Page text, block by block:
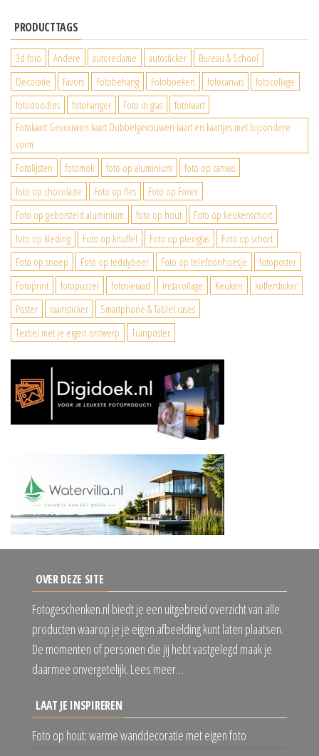
PRODUCTTAGS
3d foto Andere autoreclame autosticker
Bureau & School
Decoratie
Favors Fotobehang Fotoboeken fotocanvas
fotocollage
fotodoodles
fotohanger Foto in glas
fotokaart
Fotokaart Gevouwen kaart Dubbelgevouwen kaart en kaartjes met bijzondere
vorm
Fotolijsten
fotomok foto op aluminium
foto op canvas
foto op chocolade
Foto op fles
Foto op Forex
Foto op geborsteld aluminium
foto op hout
Foto op keukenschort
foto op kleding
Foto op knuffel Foto op plexiglas
Foto op schort
Foto op snoep
Foto op teddybeer Foto op telefoonhoesje
fotoposter
Fotoprint
fotopuzzel fotosieraad Instacollage Keuken
koffersticker
Poster
raamsticker
Smartphone & Tablet cases
Textiel met je eigen ontwerp
Tuinposter
OVER DEZE SITE
Fotogeschenken.nl biedt je een uitgebreid overzicht van alle
producten waarop je je eigen afbeelding kunt laten plaatsen.
De momenten of personen die jij hebt vastgelegd maak je
daarmee onvergetelijk. Lees meer…
LAAT JE INSPIREREN
Foto op hout: warme wanddecoratie met eigen foto